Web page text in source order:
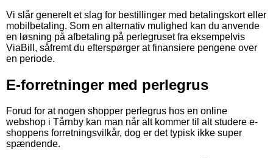
Vi slår generelt et slag for bestillinger med betalingskort eller
mobilbetaling. Som en alternativ mulighed kan du anvende
en løsning på afbetaling på perlegruset fra eksempelvis
ViaBill, såfremt du efterspørger at finansiere pengene over
en periode.
E-forretninger med perlegrus
Forud for at nogen shopper perlegrus hos en online
webshop i Tårnby kan man når alt kommer til alt studere e-
shoppens forretningsvilkår, dog er det typisk ikke super
spændende.